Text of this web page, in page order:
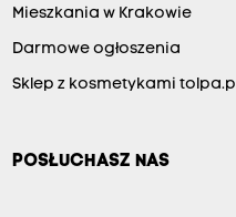
Mieszkania w Krakowie
Darmowe ogłoszenia
Sklep z kosmetykami tolpa.pl
POSŁUCHASZ NAS